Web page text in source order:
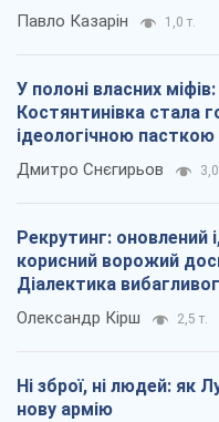
Павло Казарін 1,0 т.
У полоні власних
Костянтинівка стала
ідеологічною пасткою
окупантів
Дмитро Снєгирьов
Рекрутинг: оновлений
корисний ворожий
Діалектика
Олександр Кірш 2,5 т.
Ні зброї, ні людей: як
нову армію